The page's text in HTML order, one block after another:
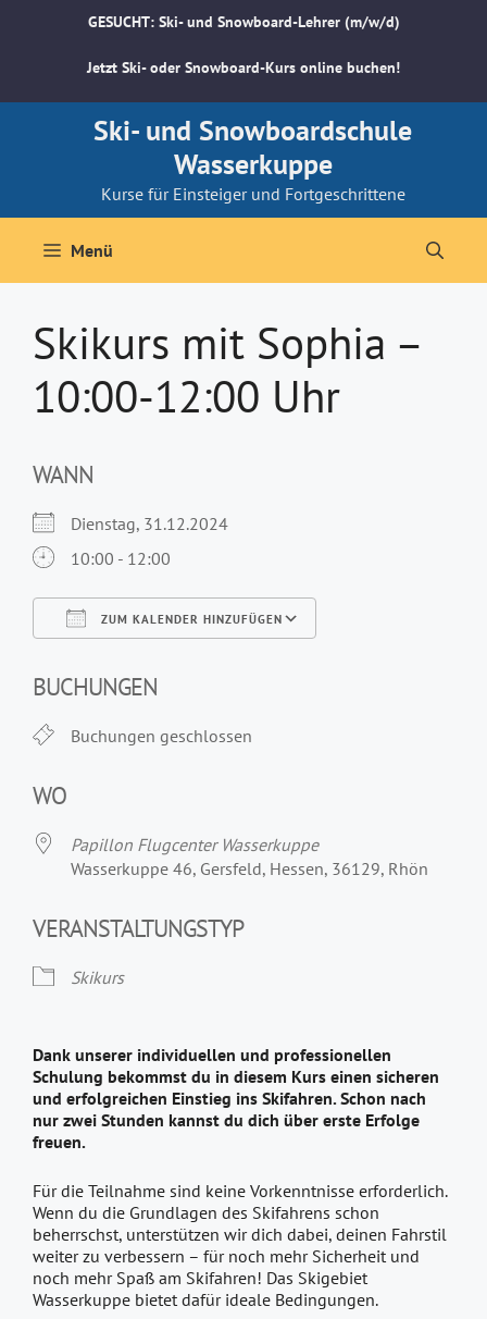
GESUCHT: Ski- und Snowboard-Lehrer (m/w/d)
Jetzt Ski- oder Snowboard-Kurs online buchen!
Ski- und Snowboardschule
Wasserkuppe
Kurse für Einsteiger und Fortgeschrittene
Menü
Skikurs mit Sophia –
10:00-12:00 Uhr
WANN
Dienstag, 31.12.2024
10:00 - 12:00
ZUM KALENDER HINZUFÜGEN
BUCHUNGEN
Buchungen geschlossen
WO
Papillon Flugcenter Wasserkuppe
Wasserkuppe 46, Gersfeld, Hessen, 36129, Rhön
VERANSTALTUNGSTYP
Skikurs
Dank unserer individuellen und professionellen
Schulung bekommst du in diesem Kurs einen sicheren
und erfolgreichen Einstieg ins Skifahren. Schon nach
nur zwei Stunden kannst du dich über erste Erfolge
freuen.
Für die Teilnahme sind keine Vorkenntnisse erforderlich.
Wenn du die Grundlagen des Skifahrens schon
beherrschst, unterstützen wir dich dabei, deinen Fahrstil
weiter zu verbessern – für noch mehr Sicherheit und
noch mehr Spaß am Skifahren! Das Skigebiet
Wasserkuppe bietet dafür ideale Bedingungen.